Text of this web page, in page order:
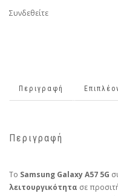
Συνδεθείτε
Περιγραφή
Περιγραφή
Το Samsung Galaxy A57 5G
λειτουργικότητα σε